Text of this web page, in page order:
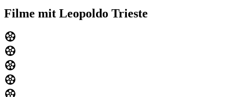
Filme mit Leopoldo Trieste